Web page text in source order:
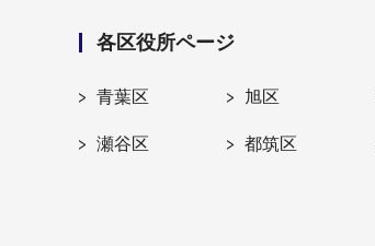
各区役所ページ
青葉区 旭区
瀬谷区 都筑区